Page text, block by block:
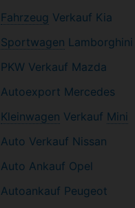
Fahrzeug Verkauf Kia
Sportwagen Lamborghini
PKW Verkauf Mazda
Autoexport Mercedes
Kleinwagen Verkauf Mini
Auto Verkauf Nissan
Auto Ankauf Opel
Autoankauf Peugeot